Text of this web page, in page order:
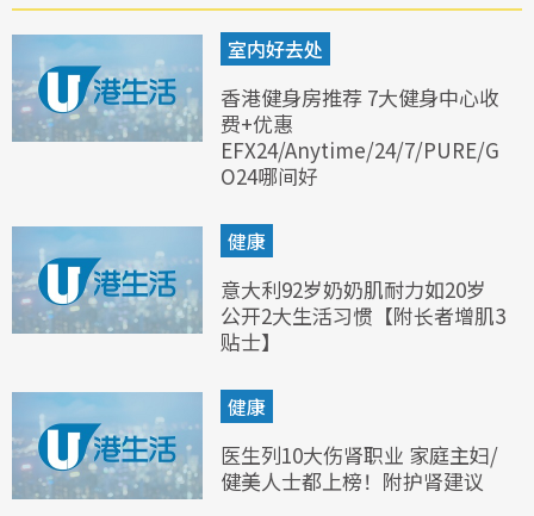
室内好去处
香港健身房推荐 7大健身中心收
费+优惠
EFX24/Anytime/24/7/PURE/G
O24哪间好
健康
意大利92岁奶奶肌耐力如20岁
公开2大生活习惯【附长者增肌3
贴士】
健康
医生列10大伤肾职业 家庭主妇/
健美人士都上榜！附护肾建议